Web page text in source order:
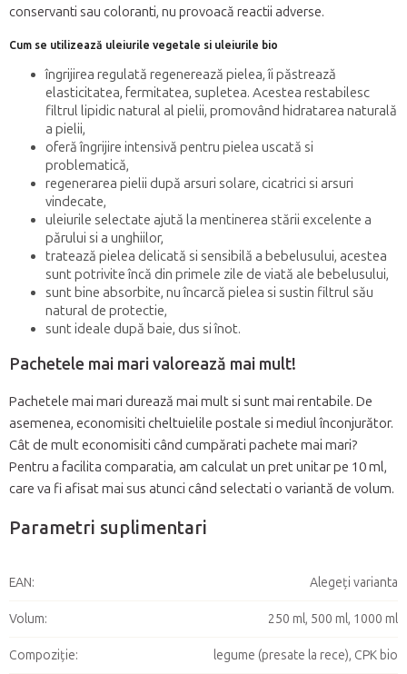
conservanti sau coloranti, nu provoacă reactii adverse.
Cum se utilizează uleiurile vegetale si uleiurile bio
îngrijirea regulată regenerează pielea, îi păstrează
elasticitatea, fermitatea, supletea. Acestea restabilesc
filtrul lipidic natural al pielii, promovând hidratarea naturală
a pielii,
oferă îngrijire intensivă pentru pielea uscată si
problematică,
regenerarea pielii după arsuri solare, cicatrici si arsuri
vindecate,
uleiurile selectate ajută la mentinerea stării excelente a
părului si a unghiilor,
tratează pielea delicată si sensibilă a bebelusului, acestea
sunt potrivite încă din primele zile de viată ale bebelusului,
sunt bine absorbite, nu încarcă pielea si sustin filtrul său
natural de protectie,
sunt ideale după baie, dus si înot.
Pachetele mai mari valorează mai mult!
Pachetele mai mari durează mai mult si sunt mai rentabile. De
asemenea, economisiti cheltuielile postale si mediul înconjurător.
Cât de mult economisiti când cumpărati pachete mai mari?
Pentru a facilita comparatia, am calculat un pret unitar pe 10 ml,
care va fi afisat mai sus atunci când selectati o variantă de volum.
Parametri suplimentari
EAN: Alegeţi varianta
Volum: 250 ml, 500 ml, 1000 ml
Compoziție: legume (presate la rece), CPK bio